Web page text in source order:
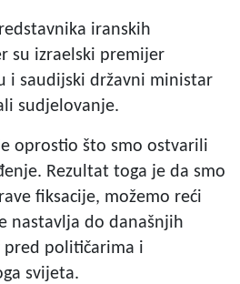
iranskih
su izraelski premijer
i saudijski državni ministar
sudjelovanje.
oprostio što smo ostvarili
Rezultat toga je da smo
fiksacije, možemo reći
nastavlja do današnjih
pred političarima i
svijeta.